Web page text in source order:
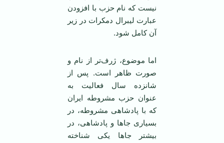
نیست که نام حزب با افزودن
عبارت لیبرال دمکرات در زیر
آن کامل شود.
اما موضوع، ژرف‌تر از نام و
صورت ظاهر است. پس از
شانزده سال فعالیت به
عنوان حزب مشروطه ایران
که با پادشاهی مشروطه، در
بسیاری جاها و پادشاهی، در
بیشتر جاها یکی شناخته